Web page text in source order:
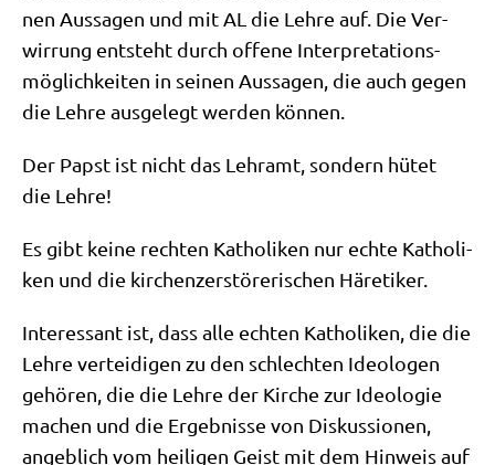
nen Aus­sa­gen und mit AL die Leh­re auf. Die Ver­
wir­rung ent­steht durch offe­ne Inter­pre­ta­ti­ons­
mög­lich­kei­ten in sei­nen Aus­sa­gen, die auch gegen
die Leh­re aus­ge­legt wer­den können.
Der Papst ist nicht das Lehr­amt, son­dern hütet
die Lehre!
Es gibt kei­ne rech­ten Katho­li­ken nur ech­te Katho­li­
ken und die kir­chen­zer­stö­re­ri­schen Häretiker.
Inter­es­sant ist, dass alle ech­ten Katho­li­ken, die die
Leh­re ver­tei­di­gen zu den schlech­ten Ideo­lo­gen
gehö­ren, die die Leh­re der Kir­che zur Ideo­lo­gie
machen und die Ergeb­nis­se von Dis­kus­sio­nen,
angeb­lich vom hei­li­gen Geist mit dem Hin­weis auf